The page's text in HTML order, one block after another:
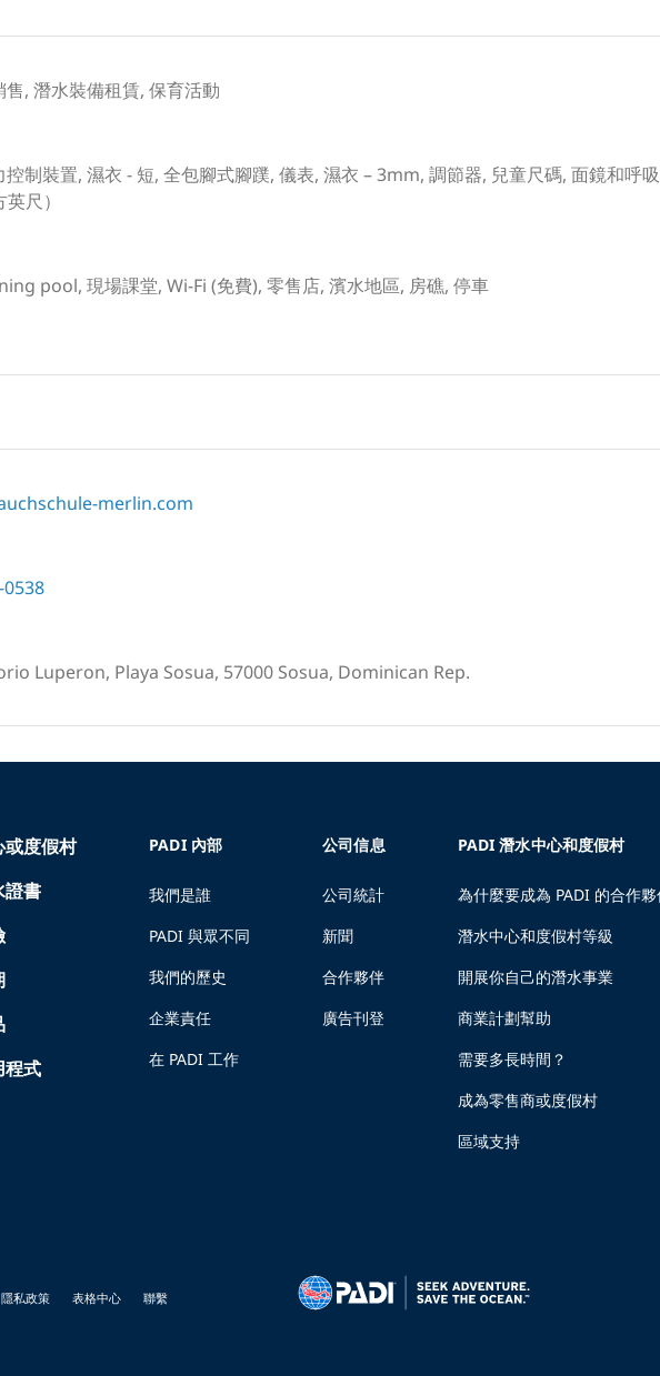
售, 潛水裝備租賃, 保育活動
控制裝置, 濕衣 - 短, 全包腳式腳蹼, 儀表, 濕衣 – 3mm, 調節器, 兒童尺碼, 面鏡和呼
尺）
pool, 現場課堂, Wi-Fi (免費), 零售店, 濱水地區, 房礁, 停車
merlin.com
0538
Luperon, Playa Sosua, 57000 Sosua, Dominican Rep.
或度假村
證書
程式
PADI 內部
我們是誰
PADI 與眾不同
我們的歷史
企業責任
在 PADI 工作
公司信息
公司統計
新聞
合作夥伴
廣告刊登
PADI 潛水中心和度假村
為什麼要成為 PADI 的合作夥
潛水中心和度假村等級
開展你自己的潛水事業
商業計劃幫助
需要多長時間？
成為零售商或度假村
區域支持
隱私政策 表格中心 聯繫